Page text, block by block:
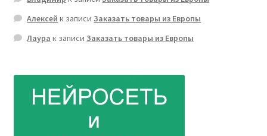
Алексей к записиЗаказать товары из Европы
Лаура к записиЗаказать товары из Европы